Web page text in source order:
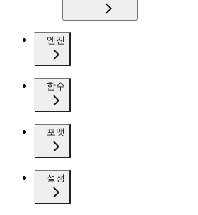
엔진
함수
포맷
설정